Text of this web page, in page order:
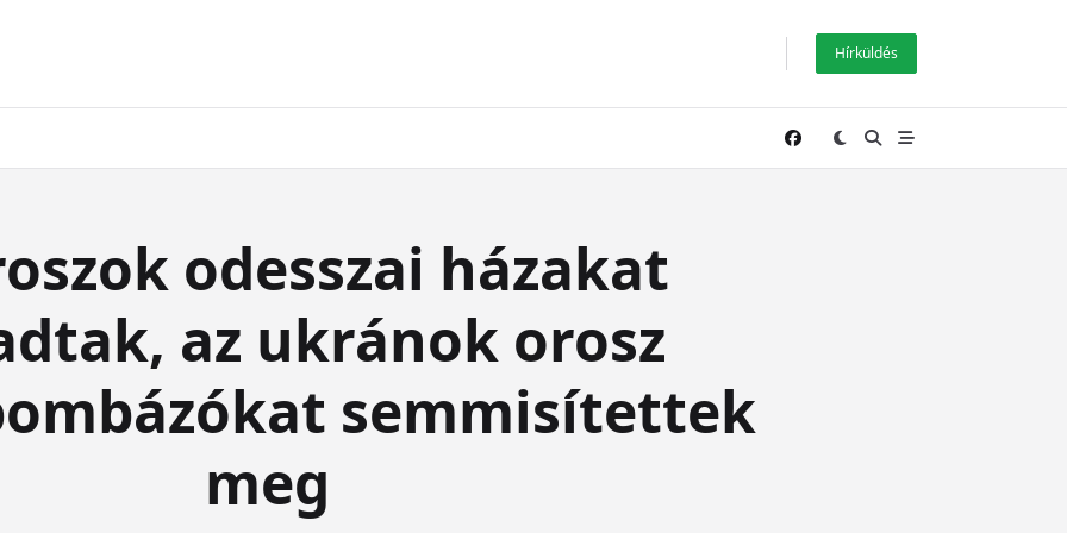
Hírküldés
odesszai házakat
az ukránok orosz
semmisítettek
meg